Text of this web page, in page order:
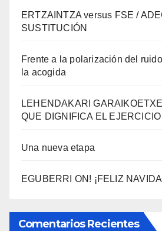
ERTZAINTZA versus FSE /
SUSTITUCIÓN
Frente a la polarización del
la acogida
LEHENDAKARI
QUE DIGNIFICA EL
Una nueva etapa
EGUBERRI ON! ¡FELIZ
Comentarios Recientes